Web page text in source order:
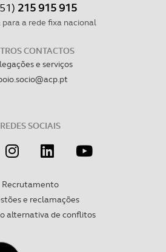
215 915 915
a rede fixa nacional
CONTACTOS
e serviços
REDES SOCIAIS
Recrutamento
e reclamações
alternativa de conflitos